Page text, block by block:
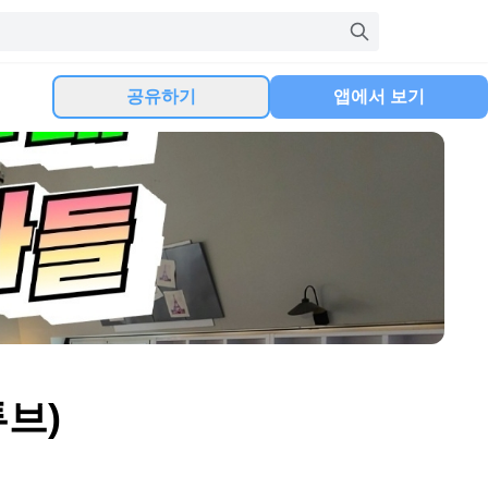
공유하기 앱에서 보기
)